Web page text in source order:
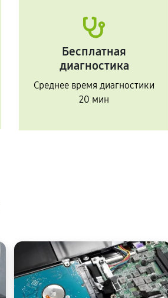
Бесплатная
диагностика
Среднее время диагностики
20 мин